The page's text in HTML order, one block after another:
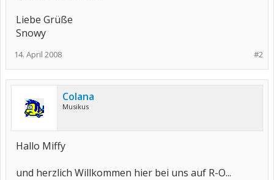
Liebe Grüße
Snowy
#2
14. April 2008
Colana
Musikus
Hallo Miffy
und herzlich Willkommen hier bei uns auf R-O...